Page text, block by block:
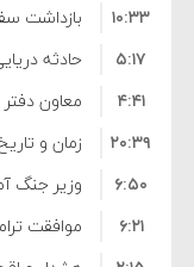
بازداشت
فساد و
۱۰:۳۳
حادثه
۵:۱۷
معاون
واهی و
۴:۴۱
زمان و
نشده است
۲۰:۳۹
وزیر جنگ
نظامی
۶:۵۰
موافقت
۶:۲۱